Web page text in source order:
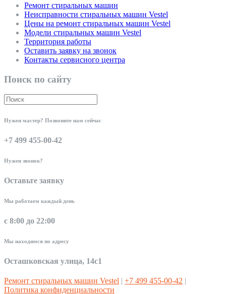
Ремонт стиральных машин
Неисправности стиральных машин Vestel
Цены на ремонт стиральных машин Vestel
Модели стиральных машин Vestel
Территория работы
Оставить заявку на звонок
Контакты сервисного центра
Поиск по сайту
Нужен мастер? Позвоните нам сейчас
+7 499 455-00-42
Нужен звонок?
Оставьте заявку
Мы работаем каждый день
с 8:00 до 22:00
Мы находимся по адресу
Осташковская улица, 14с1
Ремонт стиральных машин Vestel | +7 499 455-00-42 |
Политика конфиденциальности